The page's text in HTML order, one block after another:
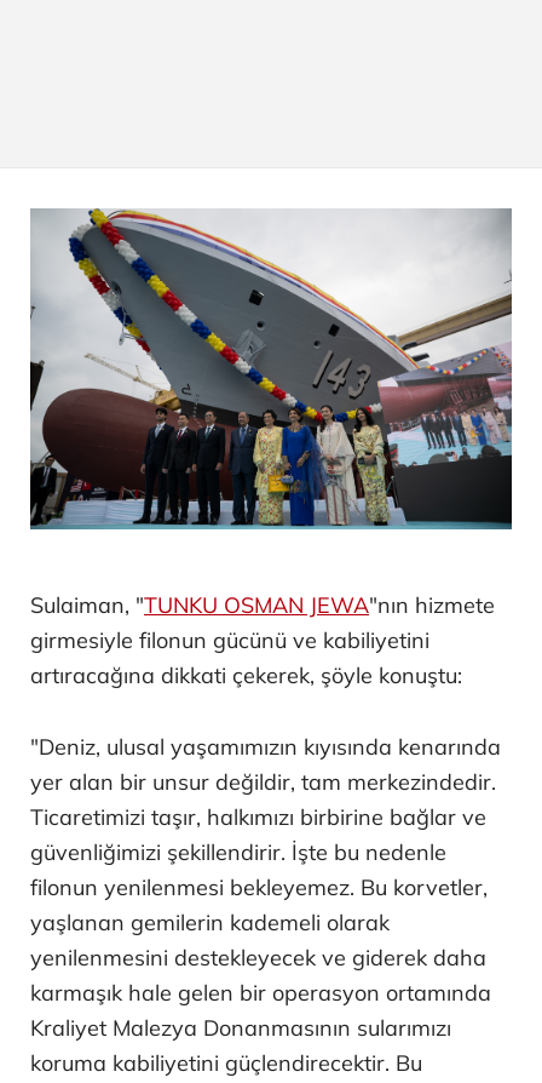
Sulaiman, "TUNKU OSMAN JEWA"nın hizmete
girmesiyle filonun gücünü ve kabiliyetini
artıracağına dikkati çekerek, şöyle konuştu:
"Deniz, ulusal yaşamımızın kıyısında kenarında
yer alan bir unsur değildir, tam merkezindedir.
Ticaretimizi taşır, halkımızı birbirine bağlar ve
güvenliğimizi şekillendirir. İşte bu nedenle
filonun yenilenmesi bekleyemez. Bu korvetler,
yaşlanan gemilerin kademeli olarak
yenilenmesini destekleyecek ve giderek daha
karmaşık hale gelen bir operasyon ortamında
Kraliyet Malezya Donanmasının sularımızı
koruma kabiliyetini güçlendirecektir. Bu